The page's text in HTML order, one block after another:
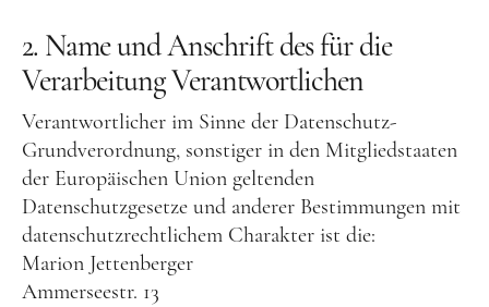
2. Name und Anschrift des für die
Verarbeitung Verantwortlichen
Verantwortlicher im Sinne der Datenschutz-
Grundverordnung, sonstiger in den Mitgliedstaaten
der Europäischen Union geltenden
Datenschutzgesetze und anderer Bestimmungen mit
datenschutzrechtlichem Charakter ist die:
Marion Jettenberger
Ammerseestr. 13